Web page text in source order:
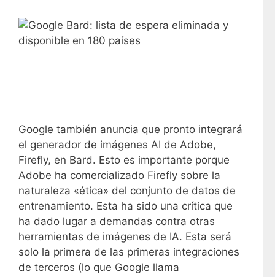
Google también anuncia que pronto integrará
el generador de imágenes AI de Adobe,
Firefly, en Bard. Esto es importante porque
Adobe ha comercializado Firefly sobre la
naturaleza «ética» del conjunto de datos de
entrenamiento. Esta ha sido una crítica que
ha dado lugar a demandas contra otras
herramientas de imágenes de IA. Esta será
solo la primera de las primeras integraciones
de terceros (lo que Google llama